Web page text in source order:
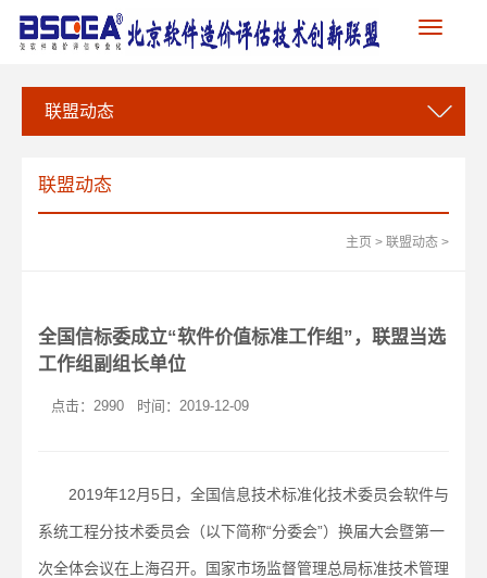
Toggle
navigation
联盟动态
联盟动态
主页 > 联盟动态 >
全国信标委成立“软件价值标准工作组”，联盟当选
工作组副组长单位
点击： 2990 时间：2019-12-09
2019年12月5日，全国信息技术标准化技术委员会软件与
系统工程分技术委员会（以下简称“分委会”）换届大会暨第一
次全体会议在上海召开。国家市场监督管理总局标准技术管理